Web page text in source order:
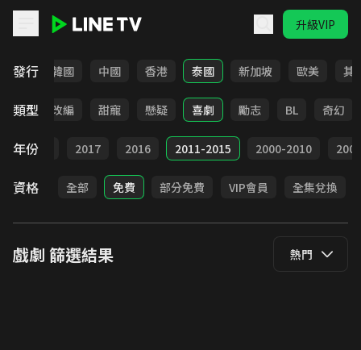
升級VIP
發行
日本 韓國 中國 香港 泰國 新加坡 歐美 其
類型
都會 改編 甜寵 懸疑 喜劇 勵志 BL 奇幻
年份
2018 2017 2016 2011-2015 2000-2010
資格 全部 免費 部分免費 VIP會員 全集兌換
戲劇 篩選結果 熱門